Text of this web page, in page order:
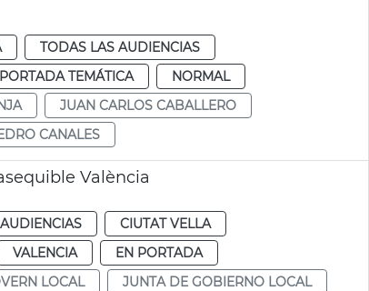
TODAS LAS AUDIENCIAS
TEMÁTICA
NORMAL
JUAN CARLOS CABALLERO
CANALES
València
CIUTAT VELLA
VALENCIA
EN PORTADA
LOCAL
JUNTA DE GOBIERNO LOCAL